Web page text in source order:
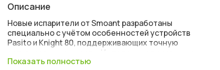
Описание
Новые испарители от Smoant разработаны
специально с учётом особенностей устройств
Pasito и Knight 80, поддерживающих точную
регулировку мощности. Их потенциал сравним с
нагревательными элементами от классических
Показать полностью